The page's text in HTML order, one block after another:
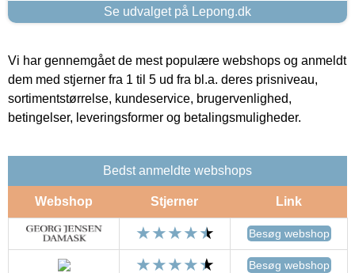
Se udvalget på Lepong.dk
Vi har gennemgået de mest populære webshops og anmeldt
dem med stjerner fra 1 til 5 ud fra bl.a. deres prisniveau,
sortimentstørrelse, kundeservice, brugervenlighed,
betingelser, leveringsformer og betalingsmuligheder.
Bedst anmeldte webshops
Webshop Stjerner Link
Besøg webshop
Besøg webshop